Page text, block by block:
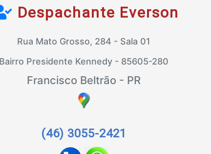
Despachante Everson
Rua Mato Grosso, 284 - Sala 01
Bairro Presidente Kennedy - 85605-280
Francisco Beltrão - PR
(46) 3055-2421